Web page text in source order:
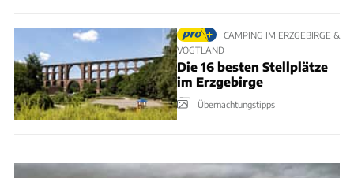
CAMPING IM ERZGEBIRGE &
VOGTLAND
Die 16 besten Stellplätze
im Erzgebirge
Übernachtungstipps